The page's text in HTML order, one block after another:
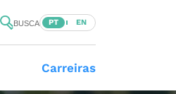
BUSCA PT EN
Carreiras